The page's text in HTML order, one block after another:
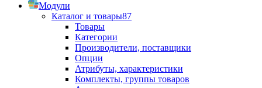
Модули
Каталог и товары87
Товары
Категории
Производители, поставщики
Опции
Атрибуты, характеристики
Комплекты, группы товаров